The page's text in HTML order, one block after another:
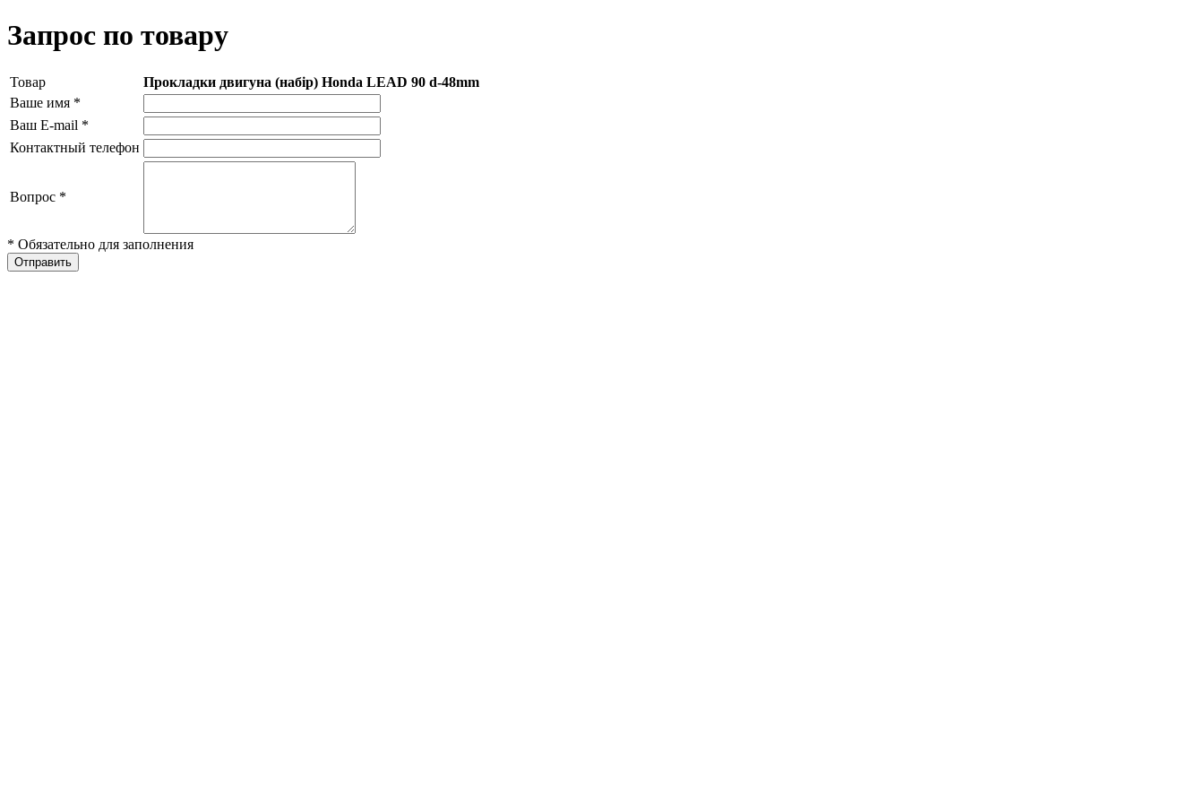
Запрос по товару
Товар
Прокладки двигуна (набір) Honda LEAD 90 d-48mm
Ваше имя *
Ваш E-mail *
Контактный телефон
Вопрос *
* Обязательно для заполнения
Отправить